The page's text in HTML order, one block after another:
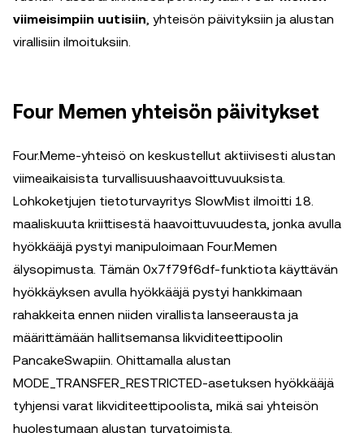
viimeisimpiin uutisiin, yhteisön päivityksiin ja alustan
virallisiin ilmoituksiin.
Four Memen yhteisön päivitykset
Four.Meme-yhteisö on keskustellut aktiivisesti alustan
viimeaikaisista turvallisuushaavoittuvuuksista.
Lohkoketjujen tietoturvayritys SlowMist ilmoitti 18.
maaliskuuta kriittisestä haavoittuvuudesta, jonka avulla
hyökkääjä pystyi manipuloimaan Four.Memen
älysopimusta. Tämän 0x7f79f6df-funktiota käyttävän
hyökkäyksen avulla hyökkääjä pystyi hankkimaan
rahakkeita ennen niiden virallista lanseerausta ja
määrittämään hallitsemansa likviditeettipoolin
PancakeSwapiin. Ohittamalla alustan
MODE_TRANSFER_RESTRICTED-asetuksen hyökkääjä
tyhjensi varat likviditeettipoolista, mikä sai yhteisön
huolestumaan alustan turvatoimista.